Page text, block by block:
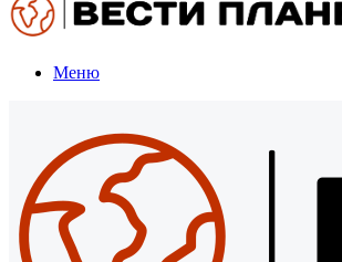
Меню